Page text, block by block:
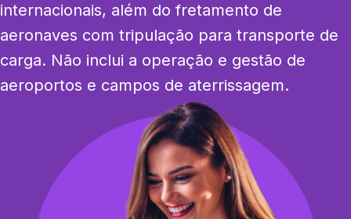
internacionais, além do fretamento de
aeronaves com tripulação para transporte de
carga. Não inclui a operação e gestão de
aeroportos e campos de aterrissagem.